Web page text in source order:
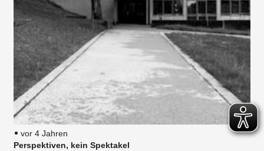
vor 4 Jahren
Perspektiven, kein Spektakel